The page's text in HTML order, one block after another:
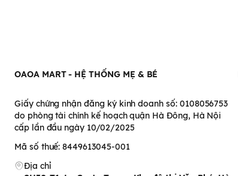
OAOA MART - HỆ THỐNG MẸ & BÉ
Giấy chứng nhận đăng ký kinh doanh số: 0108056753
do phòng tài chính kế hoạch quận Hà Đông, Hà Nội
cấp lần đầu ngày 10/02/2025
Mã số thuế: 8449613045-001
Địa chỉ